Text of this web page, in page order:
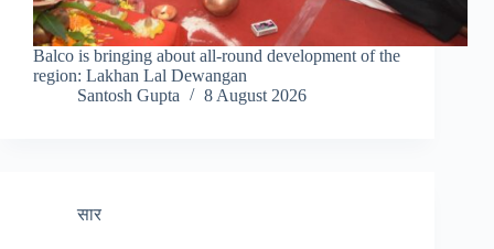
Balco is bringing about all-round development of the
region: Lakhan Lal Dewangan
Santosh Gupta
8 August 2026
सार